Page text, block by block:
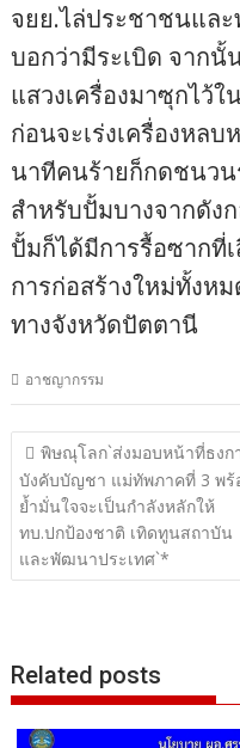
จยย.ไล่ประชาชนแล
บอกว่ามีระเบิด จากนั้
แสวงเครื่องมาซุกไว้
ก่อนจะเร่งเครื่องหล
นาทีคนร้ายก็กดชนว
สำหรับปั้มบางจากดัง
ปั้มก็ได้มีการรื้อซากที่
การก่อสร้างใหม่ทั้งหม
ทางจังหวัดปัตตานี
อาชญากรรม
แนะแนว
เรื่อง
พิษณุโลก`ส่งมอบหน้าที่ธงก
บังคับบัญชา แม่ทัพภาคที่ 3 พร้
ย้ำมั่นใจจะเป็นกำลังหลักให้
ทบ.ปกป้องชาติ เทิดทูนสถาบัน
และพัฒนาประเทศ`*
Related posts